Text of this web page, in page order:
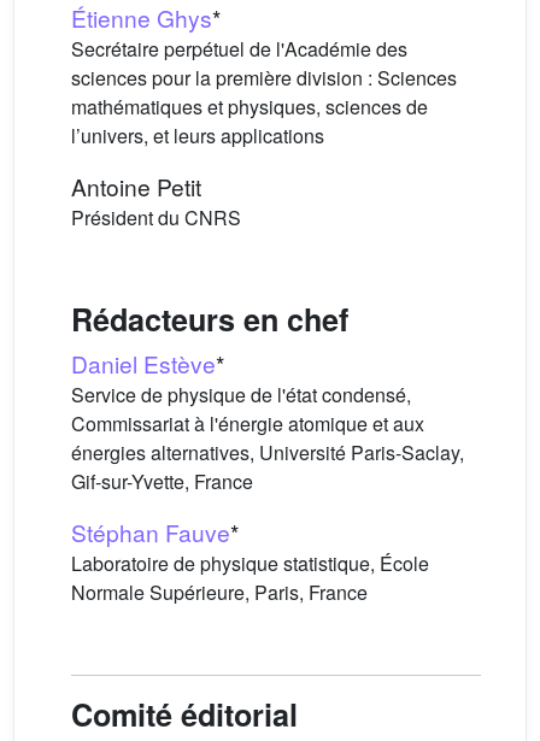
Étienne Ghys*
Secrétaire perpétuel de l'Académie des
sciences pour la première division : Sciences
mathématiques et physiques, sciences de
l’univers, et leurs applications
Antoine Petit
Président du CNRS
Rédacteurs en chef
Daniel Estève*
Service de physique de l'état condensé,
Commissariat à l'énergie atomique et aux
énergies alternatives, Université Paris-Saclay,
Gif-sur-Yvette, France
Stéphan Fauve*
Laboratoire de physique statistique, École
Normale Supérieure, Paris, France
Comité éditorial